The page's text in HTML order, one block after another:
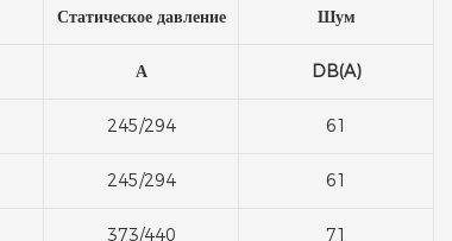
Статическое давление Шум
А DB(A)
245/294 61
245/294 61
373/440 71